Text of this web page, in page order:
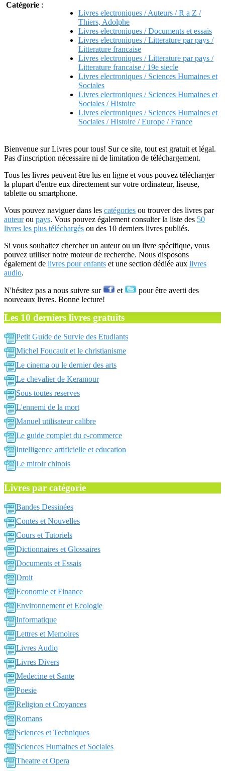
Catégorie :
Livres electroniques / Auteurs / R a Z /
Thiers, Adolphe
Livres electroniques / Documents et essais
Livres electroniques / Litterature par pays /
Litterature francaise
Livres electroniques / Litterature par pays /
Litterature francaise / 19e siecle
Livres electroniques / Sciences Humaines et
Sociales
Livres electroniques / Sciences Humaines et
Sociales / Histoire
Livres electroniques / Sciences Humaines et
Sociales / Histoire / Europe / France
Bienvenue sur Livres pour tous! Sur ce site, tout est gratuit et légal.
Pas d'inscription nécessaire ni de limitation de téléchargement.
Tous les livres peuvent être lus en ligne et vous pouvez télécharger
la plupart d'entre eux directement sur votre ordinateur, liseuse,
tablette ou smartphone.
Vous pouvez naviguer dans les catégories ou trouver des livres par
auteurou pays. Vous pouvez également consulter la liste des 50
livres les plus téléchargés ou des 10 derniers livres publiés.
Si vous souhaitez chercher un auteur ou un livre spécifique, vous
pouvez utiliser notre moteur de recherche. Nous disposons
également de livres pour enfants et une section dédiée aux livres
audio.
N'hésitez pas a nous suivre sur et
pour être averti des
nouveaux livres. Bonne lecture!
Les 10 derniers livres gratuits
Petit Guide de Survie des Etudiants
Michel Foucault et le christianisme
Le cinema ou le dernier des arts
Le chevalier de Keramour
Sous toutes reserves
L'ennemi de la mort
Manuel utilisateur calibre
Le guide complet du e-commerce
Intelligence artificielle et education
Le miroir chinois
Livres par catégorie
Bandes Dessinées
Contes et Nouvelles
Cours et Tutoriels
Dictionnaires et Glossaires
Documents et Essais
Droit
Economie et Finance
Environnement et Ecologie
Informatique
Lettres et Memoires
Livres Audio
Livres Divers
Medecine et Sante
Poesie
Religion et Croyances
Romans
Sciences et Techniques
Sciences Humaines et Sociales
Theatre et Opera